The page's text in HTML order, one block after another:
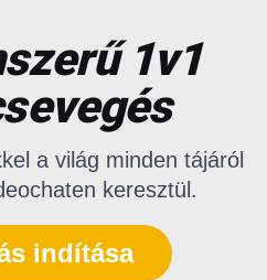
1v1
a világ minden tájáról
keresztül.
indítása